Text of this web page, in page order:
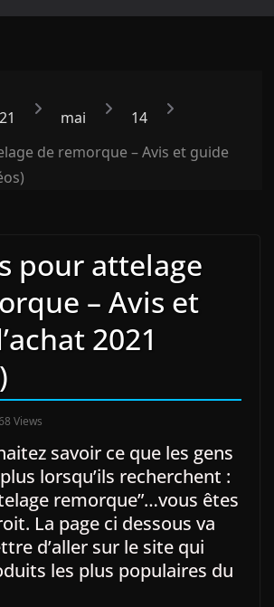
mai
14
de remorque – Avis et guide
pour attelage
– Avis et
2021
Views
savoir ce que les gens
lorsqu’ils recherchent :
remorque”…vous êtes
La page ci dessous va
d’aller sur le site qui
les plus populaires du